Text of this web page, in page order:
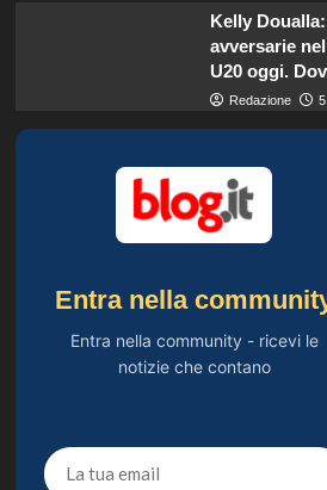
Kelly
avversarie
U20 oggi.
Redazione
Entra nella
Entra nella community - ricevi le
notizie che contano